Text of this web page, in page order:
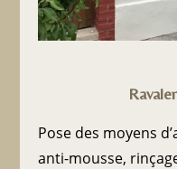
Pose des moyens
anti-mousse,